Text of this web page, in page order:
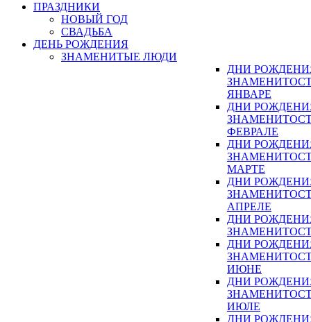
ПРАЗДНИКИ
НОВЫЙ ГОД
СВАДЬБА
ДЕНЬ РОЖДЕНИЯ
ЗНАМЕНИТЫЕ ЛЮДИ
ДНИ
ЯНВАРЕ
ДНИ
ФЕВРАЛЕ
ДНИ
МАРТЕ
ДНИ
АПРЕЛЕ
ДНИ
ДНИ
ИЮНЕ
ДНИ
ИЮЛЕ
ДНИ